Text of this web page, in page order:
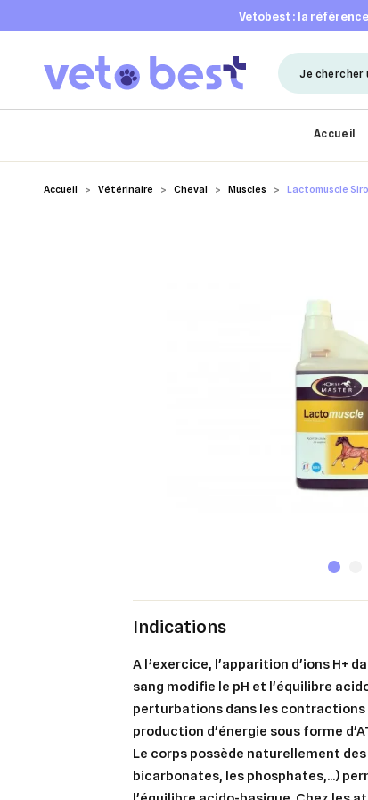
vetobest : la
Accueil
Accueil Vétérinaire Cheval Muscles Lactomuscle
Indications
A l’exercice, l'apparition d'ions H+
sang modifie le pH et l'équilibre
perturbations dans les contractions
production d'énergie sous forme
Le corps possède naturellement
bicarbonates, les phosphates,...)